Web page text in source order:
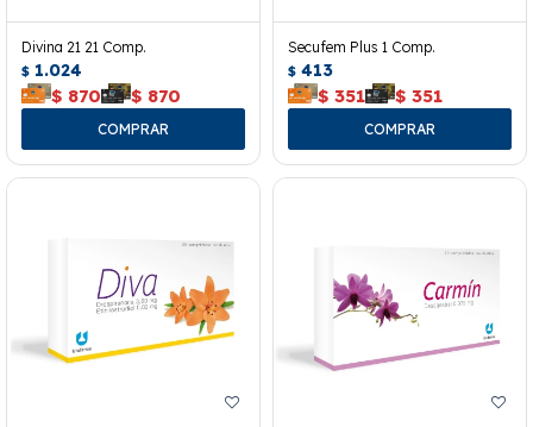
Divina 21 21 Comp.
$ 1.024
$ 870 $ 870
Secufem Plus 1 Comp.
$ 413
$ 351 $ 351